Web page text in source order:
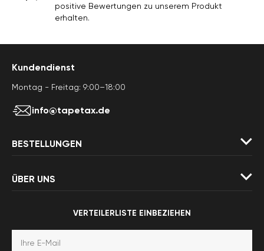
positive Bewertungen zu unserem Produkt
erhalten.
Kundendienst
Montag - Freitag: 9:00–18:00
info@tapetax.de
BESTELLUNGEN
ÜBER UNS
VERTEILERLISTE EINBEZIEHEN